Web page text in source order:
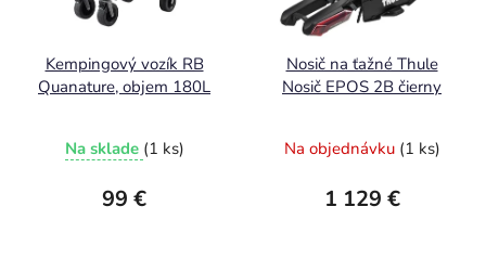
Kempingový vozík RB
Quanature, objem 180L
Na sklade (1 ks)
99 €
Nosič na ťažné Thule
Nosič EPOS 2B čierny
Na objednávku (1 ks)
1 129 €